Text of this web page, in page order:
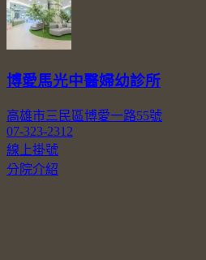
博愛馬光中醫婦幼診所
高雄市三民區博愛一路55號
07-323-2312
線上掛號
分院介紹